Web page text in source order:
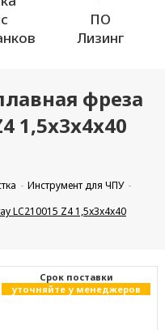
ПО
Лизинг
фреза
1,5x3x4x40
Инструмент для ЧПУ
LC210015 Z4 1,5x3x4x40
Cрок поставки
уточняйте у менеджеров